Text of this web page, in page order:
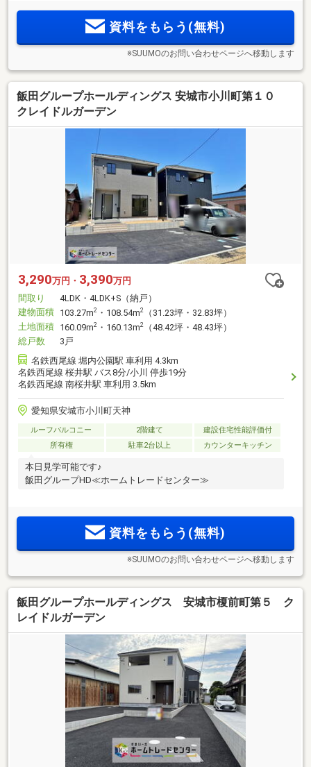
資料をもらう(無料)
※SUUMOのお問い合わせページへ移動します
飯田グループホールディングス 安城市小川町第１０
クレイドルガーデン
3,290万円・ 3,390万円
間取り
4LDK・4LDK+S（納戸）
建物面積 103.27m2 ・108.54m2
（31.23坪・32.83坪）
土地面積 160.09m2 ・160.13m2
（48.42坪・48.43坪）
総戸数
3戸
名鉄西尾線 堀内公園駅 車利用 4.3km
名鉄西尾線 桜井駅 バス8分/小川 停歩19分
名鉄西尾線 南桜井駅 車利用 3.5km
愛知県安城市小川町天神
ルーフバルコニー 2階建て
建設住宅性能評価付
所有権
駐車2台以上 カウンターキッチン
本日見学可能です♪
飯田グループHD≪ホームトレードセンター≫
資料をもらう(無料)
※SUUMOのお問い合わせページへ移動します
飯田グループホールディングス 安城市榎前町第５ ク
レイドルガーデン